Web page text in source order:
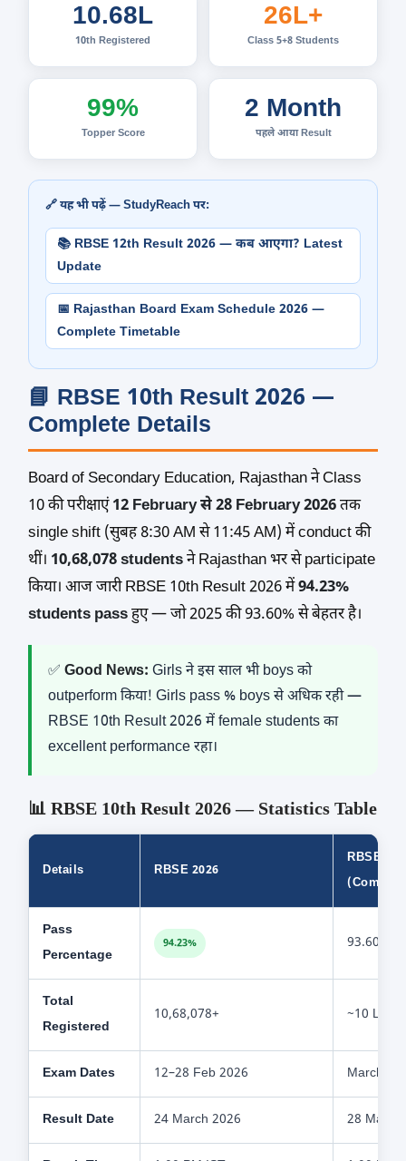
10.68L
10th Registered
26L+
Class 5+8 Students
99%
Topper Score
2 Month
पहले आया Result
🔗 यह भी पढ़ें — StudyReach पर:
📚 RBSE 12th Result 2026 — कब आएगा? Latest
Update
📅 Rajasthan Board Exam Schedule 2026 —
Complete Timetable
📘 RBSE 10th Result 2026 —
Complete Details
Board of Secondary Education, Rajasthan ने Class
10 की परीक्षाएं12 February से 28 February 2026तक
single shift (सुबह 8:30 AM से 11:45 AM) में conduct की
थीं। 10,68,078 studentsने Rajasthan भर से participate
किया। आज जारी RBSE 10th Result 2026 में94.23%
students passहुए — जो 2025 की 93.60% से बेहतर है।
✅ Good News: Girls ने इस साल भी boys को
outperform किया! Girls pass % boys से अधिक रही —
RBSE 10th Result 2026 में female students का
excellent performance रहा।
📊 RBSE 10th Result 2026 — Statistics Table
Details RBSE 2026
RBSE
Pass
Percentage
94.23% 93.60%
Total
Registered
10,68,078+ ~10 Lakh
Exam Dates 12–28 Feb 2026 March
Result Date 24 March 2026 28 May